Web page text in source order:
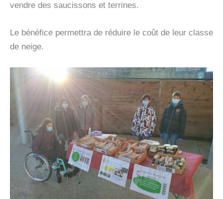
vendre des saucissons et terrines.
Le bénéfice permettra de réduire le coût de leur classe
de neige.